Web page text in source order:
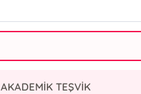
AKADEMİK TEŞVİK